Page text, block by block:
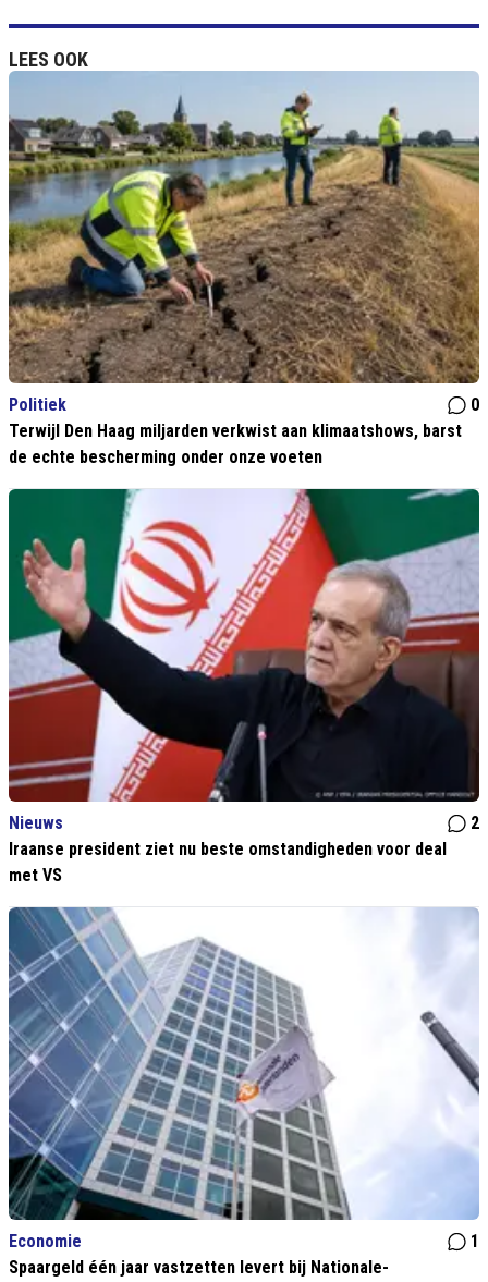
LEES OOK
Politiek
0
Terwijl Den Haag miljarden verkwist aan klimaatshows, barst
de echte bescherming onder onze voeten
Nieuws
2
Iraanse president ziet nu beste omstandigheden voor deal
met VS
Economie
1
Spaargeld één jaar vastzetten levert bij Nationale-